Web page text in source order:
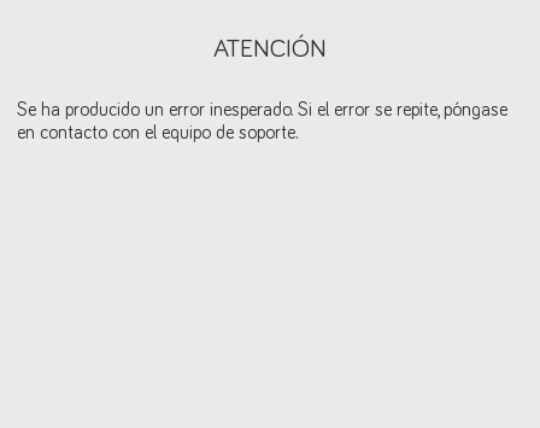
ATENCIÓN
Se ha producido un error inesperado. Si el error se repite, póngase
en contacto con el equipo de soporte.